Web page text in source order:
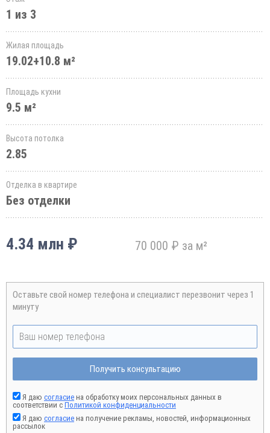
1 из 3
Жилая площадь
19.02+10.8 м²
Площадь кухни
9.5 м²
Высота потолка
2.85
Отделка в квартире
Без отделки
4.34 млн ₽ 70 000 ₽ за м²
Оставьте свой номер телефона и специалист перезвонит через 1
минуту
Получить консультацию
Я даю согласие на обработку моих персональных данных в
соответствии с Политикой конфиденциальности
Я даю согласие на получение рекламы, новостей, информационных
рассылок